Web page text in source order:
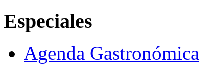
Especiales
Agenda Gastronómica